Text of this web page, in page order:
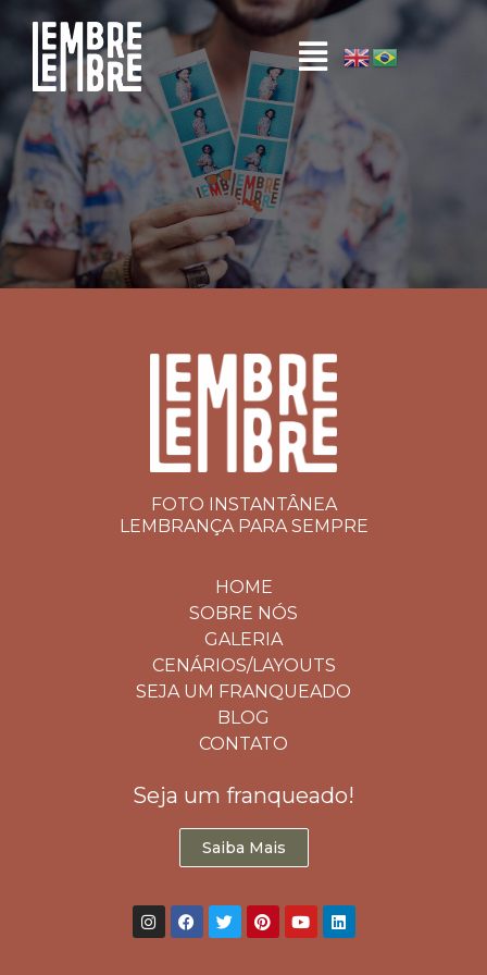
FOTO INSTANTÂNEA
LEMBRANÇA PARA SEMPRE
HOME
SOBRE NÓS
GALERIA
CENÁRIOS/LAYOUTS
SEJA UM FRANQUEADO
BLOG
CONTATO
Seja um franqueado!
Saiba Mais